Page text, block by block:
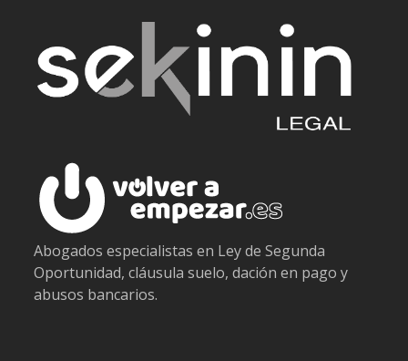
Abogados especialistas en Ley de Segunda
Oportunidad, cláusula suelo, dación en pago y
abusos bancarios.